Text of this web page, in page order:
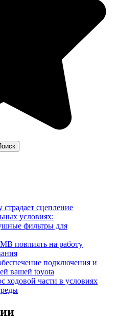
сцепление
условиях:
фильтры для
повлиять на работу
подключения и
вашей toyota
ходовой части в условиях